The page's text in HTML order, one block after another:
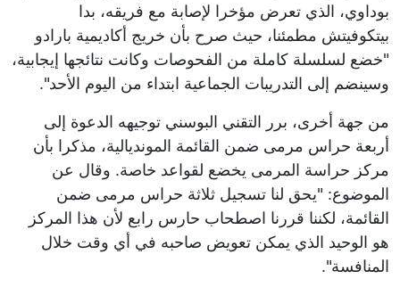
بوداوي، الذي تعرض مؤخرا لإصابة مع فريقه، بدا
بيتكوفيتش مطمئنا، حيث صرح بأن خريج أكاديمية بارادو
"خضع لسلسلة كاملة من الفحوصات وكانت نتائجها إيجابية،
وسينضم إلى التدريبات الجماعية ابتداء من اليوم الأحد".
من جهة أخرى، برر التقني البوسني توجيهه الدعوة إلى
أربعة حراس مرمى ضمن القائمة المونديالية، مذكرا بأن
مركز حراسة المرمى يخضع لقواعد خاصة. وقال عن
الموضوع: "يحق لنا تسجيل ثلاثة حراس مرمى ضمن
القائمة، لكننا قررنا اصطحاب حارس رابع لأن هذا المركز
هو الوحيد الذي يمكن تعويض صاحبه في أي وقت خلال
المنافسة".